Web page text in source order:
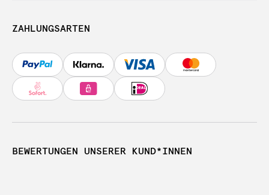
ZAHLUNGSARTEN
BEWERTUNGEN UNSERER KUND*INNEN